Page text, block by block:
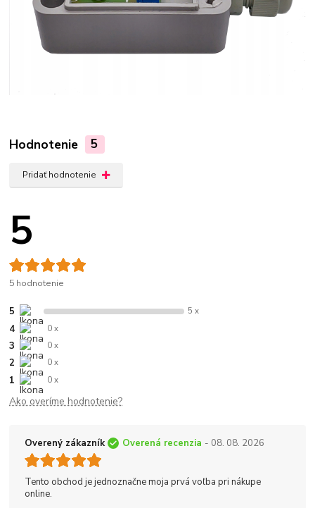
Hodnotenie 5
Pridať hodnotenie
5
5 hodnotenie
5 5 x
4 0 x
3 0 x
2 0 x
1 0 x
Ako overíme hodnotenie?
Overený zákazník Overená recenzia - 08. 08. 2026
Tento obchod je jednoznačne moja prvá voľba pri nákupe
online.